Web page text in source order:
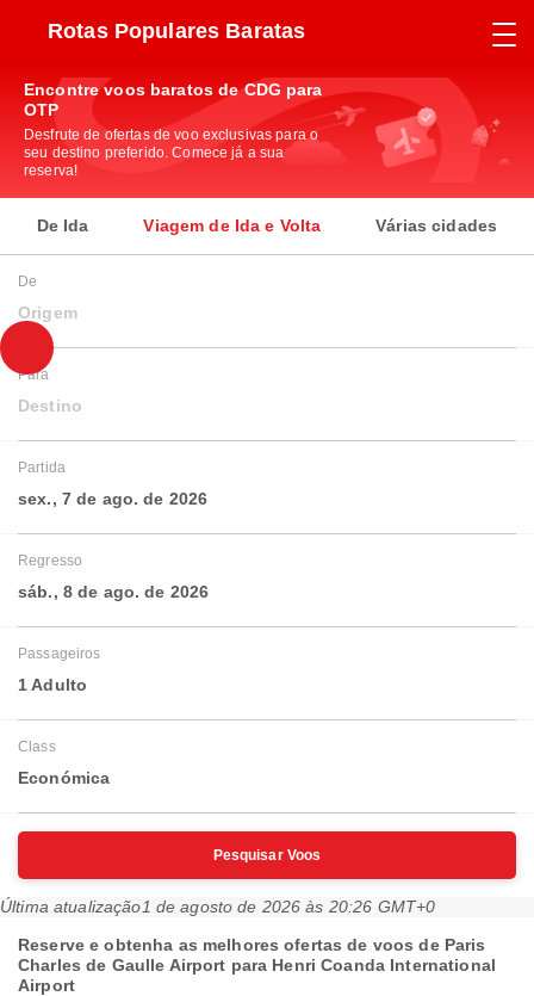
Rotas Populares Baratas
Encontre voos baratos de CDG para
OTP
Desfrute de ofertas de voo exclusivas para o
seu destino preferido. Comece já a sua
reserva!
De Ida Viagem de Ida e Volta Várias cidades
De
Origem
Para
Destino
Partida
sex., 7 de ago. de 2026
Regresso
sáb., 8 de ago. de 2026
Passageiros
1 Adulto
Class
Económica
Pesquisar Voos
Última atualização1 de agosto de 2026 às 20:26 GMT+0
Reserve e obtenha as melhores ofertas de voos de Paris
Charles de Gaulle Airport para Henri Coanda International
Airport